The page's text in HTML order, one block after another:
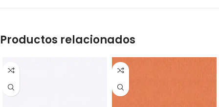
Productos relacionados